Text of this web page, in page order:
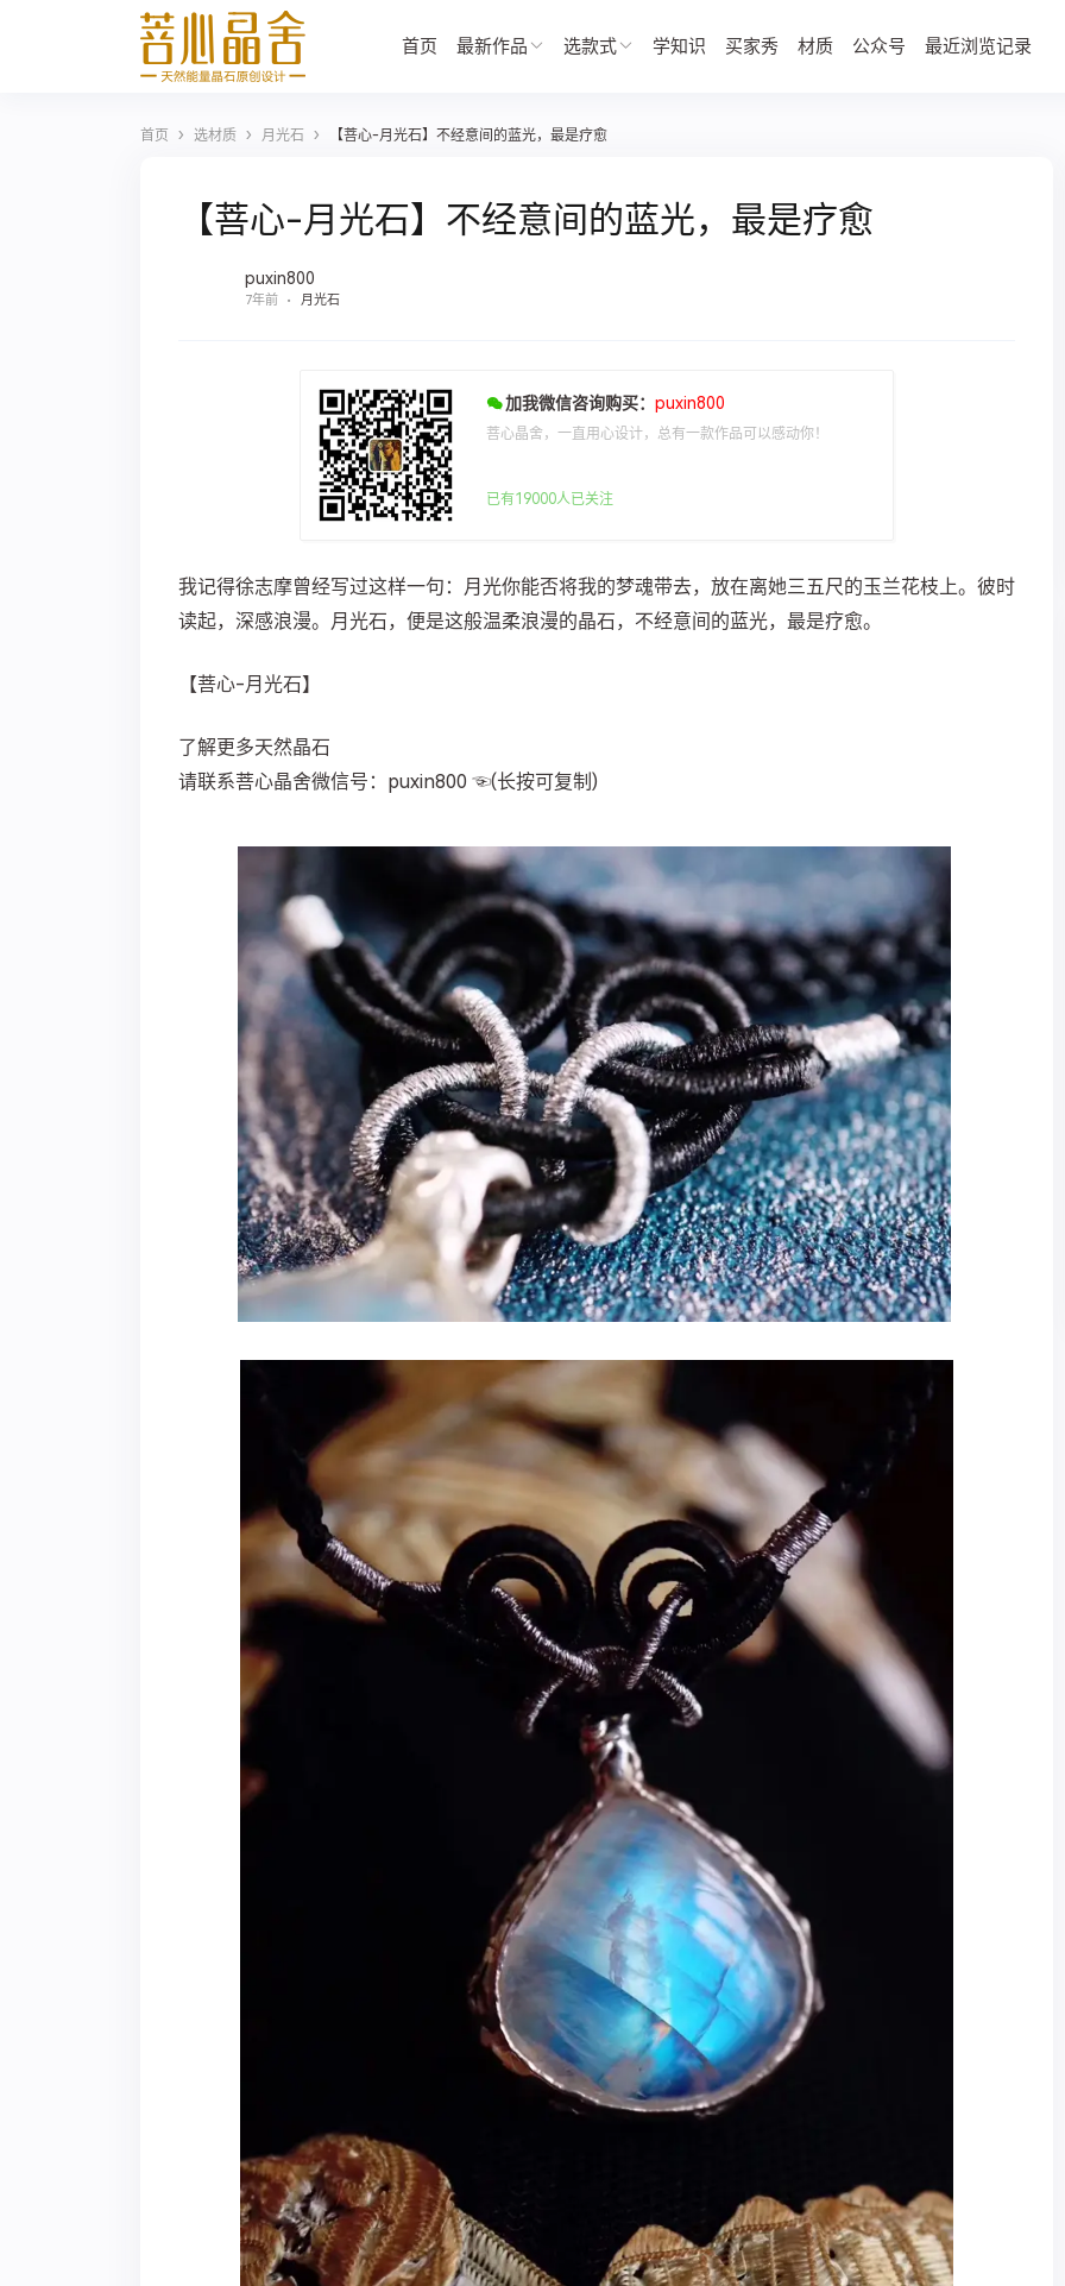
首页 最新作品 选款式 学知识 买家秀 材质 公众号 最近浏览记录
首页 › 选材质 › 月光石 › 【菩心-月光石】不经意间的蓝光，最是疗愈
【菩心-月光石】不经意间的蓝光，最是疗愈
puxin800
7年前 月光石
加我微信咨询购买： puxin800
菩心晶舍，一直用心设计，总有一款作品可以感动你！
已有19000人已关注
我记得徐志摩曾经写过这样一句：月光你能否将我的梦魂带去，放在离她三五尺的玉兰花枝上。彼时
读起，深感浪漫。月光石，便是这般温柔浪漫的晶石，不经意间的蓝光，最是疗愈。
【菩心-月光石】
了解更多天然晶石
请联系菩心晶舍微信号：puxin800 ☜(长按可复制)